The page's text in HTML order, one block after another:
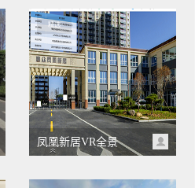
精选
凤凰新居VR全景